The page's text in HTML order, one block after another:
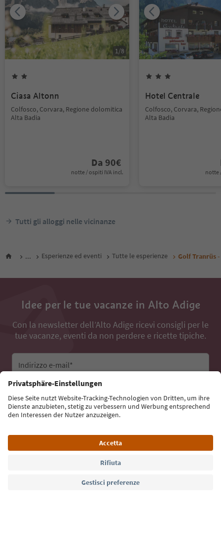
1/8
Ciasa Altonn
Colfosco, Corvara, Regione dolomitica
Alta Badia
Da 90€
notte / ospiti IVA incl.
Hotel Centrale
Colfosco, Corvara,
Alta Badia
notte
Tutti gli alloggi nelle vicinanze
... Esperienze ed eventi Tutte le esperienze Golf Tranrüs
Idee per le tue vacanze in Alto Adige
Con la newsletter dell’Alto Adige ricevi consigli per le
tue vacanze, eventi da non perdere e ricette tipiche.
Indirizzo e-mail*
Iscriviti alla newsletter